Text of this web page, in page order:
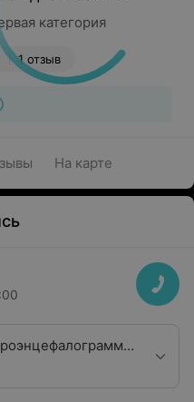
категория
1 отзыв
На карте